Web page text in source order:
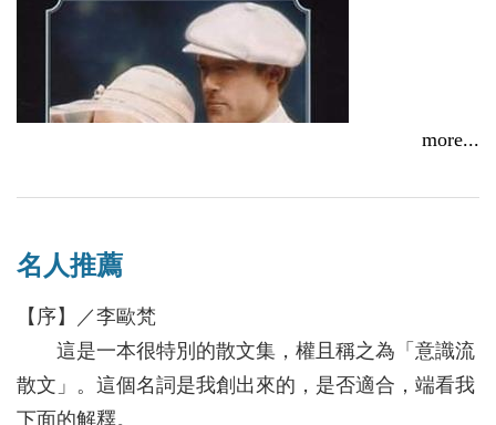
李白楊談費茲傑羅《大亨小傳》(The Great Gatsby)
more...
名人推薦
【序】／李歐梵
這是一本很特別的散文集，權且稱之為「意識流
散文」。這個名詞是我創出來的，是否適合，端看我
下面的解釋。